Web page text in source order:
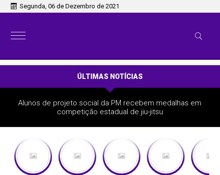
Segunda, 06 de Dezembro de 2021
ÚLTIMAS NOTÍCIAS
Alunos de projeto social da PM recebem medalhas em
competição estadual de jiu-jitsu